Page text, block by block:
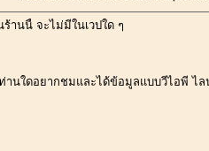
ร้านนี้ จะไม่มีในเวปใด ๆ
านใดอยากชมและได้ข้อมูลแบบวีไอพี ไ